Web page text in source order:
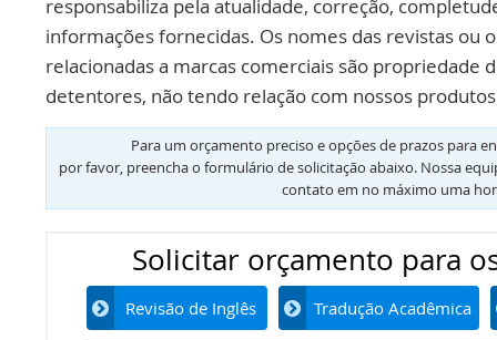
responsabiliza pela atualidade, correção,
informações fornecidas. Os nomes das revistas ou
relacionadas a marcas comerciais são propriedade
detentores, não tendo relação com nossos
Para um orçamento preciso e opções de prazos para
por favor, preencha o formulário de solicitação abaixo. Nossa
contato em no máximo uma
Solicitar orçamento para
Revisão de Inglês Tradução Acadêmica